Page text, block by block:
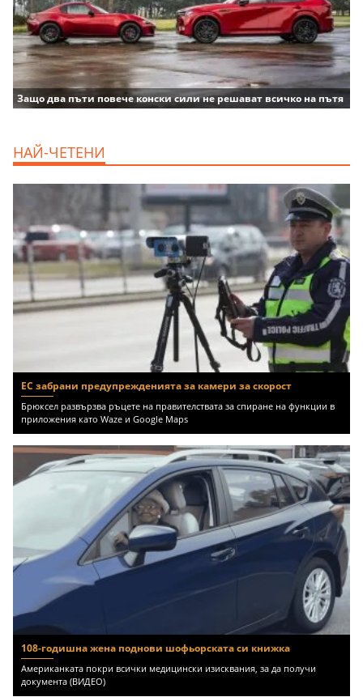
Защо два пъти повече конски сили не решават всичко на пътя
НАЙ-ЧЕТЕНИ
ЕС забрани предупрежденията за камери за скорост
Брюксел развързва ръцете на правителствата за спиране на функции в
приложения като Waze и Google Maps
108-годишна жена поднови шофьорската си книжка
Американката покри всички медицински изисквания, за да получи
документа (ВИДЕО)